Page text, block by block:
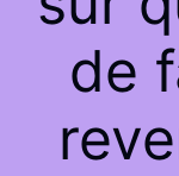
de